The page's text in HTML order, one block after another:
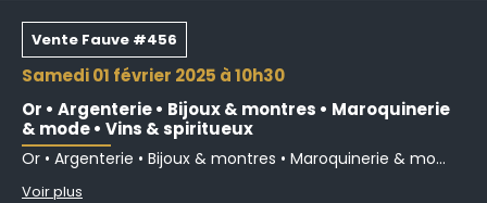
Vente Fauve #456
samedi 01 février 2025 à 10h30
Or • Argenterie • Bijoux & montres • Maroquinerie
& mode • Vins & spiritueux
Or • Argenterie • Bijoux & montres • Maroquinerie & mo...
Voir plus